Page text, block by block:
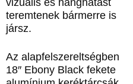
vizuális és hanghatást
teremtenek bármerre is
jársz.
Az alapfelszereltségben
18″ Ebony Black fekete